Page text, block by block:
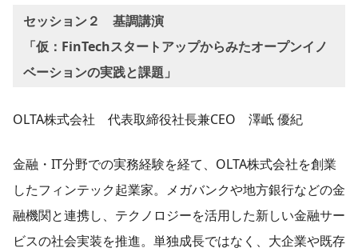
セッション２ 基調講演
「仮：FinTechスタートアップからみたオープンイノ
ベーションの実践と課題」
OLTA株式会社 代表取締役社長兼CEO 澤岻 優紀
金融・IT分野での実務経験を経て、OLTA株式会社を創業
したフィンテック起業家。メガバンクや地方銀行などの金
融機関と連携し、テクノロジーを活用した新しい金融サー
ビスの社会実装を推進。単独成長ではなく、大企業や既存